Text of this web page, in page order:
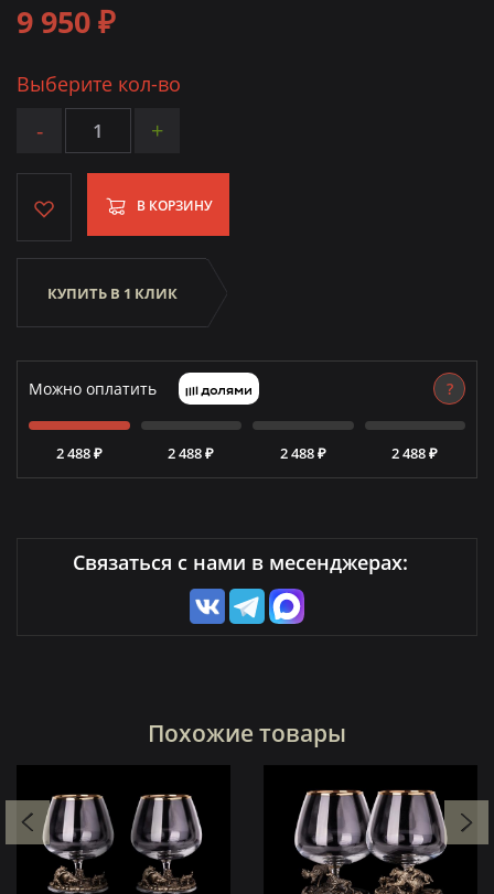
9 950 ₽
Выберите кол-во
- +
В КОРЗИНУ
КУПИТЬ В 1 КЛИК
Можно оплатить ?
2 488 ₽ 2 488 ₽ 2 488 ₽ 2 488 ₽
Связаться с нами в месенджерах:
Похожие товары